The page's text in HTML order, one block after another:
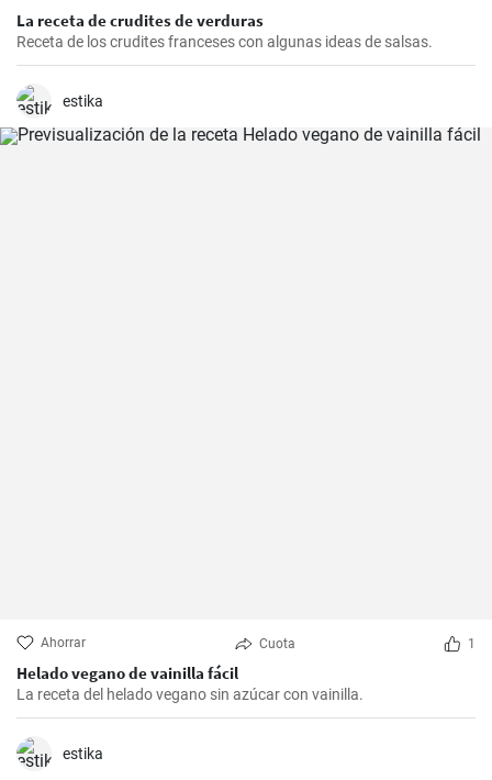
La receta de crudites de verduras
Receta de los crudites franceses con algunas ideas de salsas.
estika
Ahorrar Cuota 1
Helado vegano de vainilla fácil
La receta del helado vegano sin azúcar con vainilla.
estika